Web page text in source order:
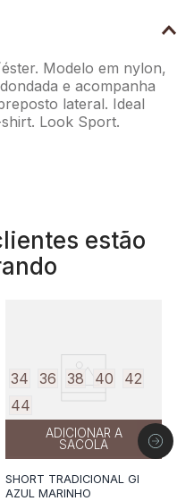
Modelo em nylon,
e acompanha
lateral. Ideal
Look Sport.
estão
34 36 38 40
42
44
ADICIONAR A
SACOLA
SHORT TRADICIONAL GI
AZUL MARINHO